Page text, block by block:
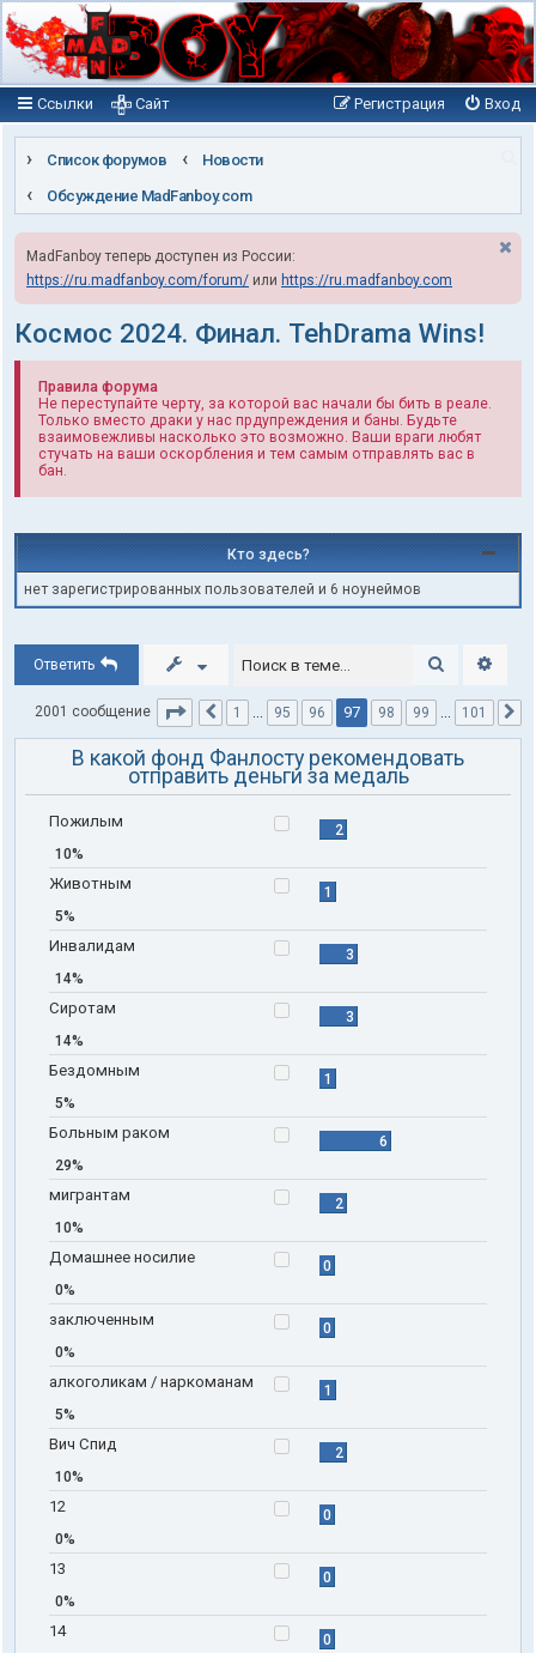
Ссылки Вход
Регистрация
Сайт
Список форумов
Новости
Обсуждение MadFanboy.com
MadFanboy теперь доступен из России:
https://ru.madfanboy.com/forum/ или https://ru.madfanboy.com
Космос 2024. Финал. TehDrama Wins!
Правила форума
Не переступайте черту, за которой вас начали бы бить в реале.
Только вместо драки у нас прдупреждения и баны. Будьте
взаимовежливы насколько это возможно. Ваши враги любят
стучать на ваши оскорбления и тем самым отправлять вас в
бан.
Кто здесь?
нет зарегистрированных пользователей и 6 ноунеймов
Ответить Поиск
2001 сообщение Страница из 101
Пред.
1 … 95 96 97 98 99 … 101
В какой фонд Фанлосту рекомендовать
отправить деньги за медаль
Пожилым
2
10%
Животным
1
5%
Инвалидам
3
14%
Сиротам
3
14%
Бездомным
1
5%
Больным раком
6
29%
мигрантам
2
10%
Домашнее носилие
0
0%
заключенным
0
0%
алкоголикам / наркоманам
1
5%
Вич Спид
2
10%
12
0
0%
13
0
0%
14
0